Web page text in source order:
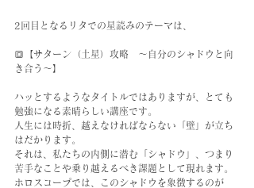
2回目となるリタでの星読みのテーマは、
🔳【サターン（土星）攻略　～自分のシャドウと向
き合う～】
ハッとするようなタイトルではありますが、とても
勉強になる素晴らしい講座です。
人生には時折、越えなければならない「壁」が立ち
はだかります。
それは、私たちの内側に潜む「シャドウ」、つまり
苦手なことや乗り越えるべき課題として現れます。
ホロスコープでは、このシャドウを象徴するのが